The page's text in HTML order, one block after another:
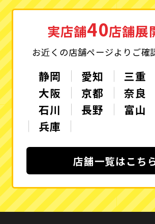
実店舗40店舗展
お近くの店舗ページよりご確
静岡 愛知 三重
大阪
京都 奈良
石川
長野 富山
兵庫
店舗一覧はこち